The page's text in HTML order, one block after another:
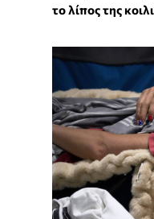
το λίπος της